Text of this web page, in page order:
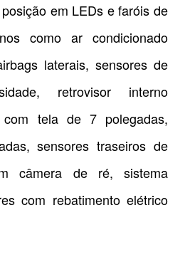
em LEDs e faróis de
como ar condicionado
laterais, sensores de
retrovisor interno
com tela de 7 polegadas,
sensores traseiros de
câmera de ré, sistema
com rebatimento elétrico